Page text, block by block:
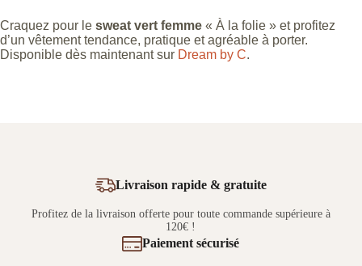
Craquez pour le sweat vert femme « À la folie » et profitez
d’un vêtement tendance, pratique et agréable à porter.
Disponible dès maintenant sur Dream by C.
Livraison rapide & gratuite
Profitez de la livraison offerte pour toute commande supérieure à
120€ !
Paiement sécurisé